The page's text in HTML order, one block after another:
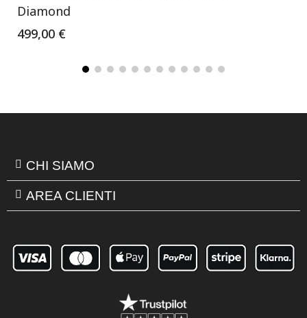
Diamond
499,00 €
CHI SIAMO
AREA CLIENTI